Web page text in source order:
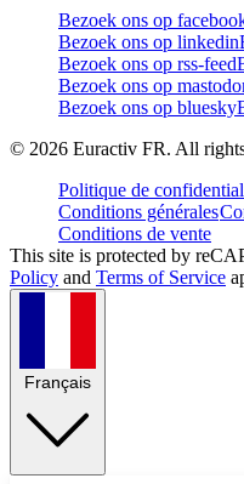
Bezoek ons op
Bezoek ons op linkedin
Bezoek ons op rss-feed
Bezoek ons op
Bezoek ons op bluesky
© 2026 Euractiv FR. All
Politique de
Conditions générales
Conditions de vente
This site is protected by
Policy and Terms of Service
Français